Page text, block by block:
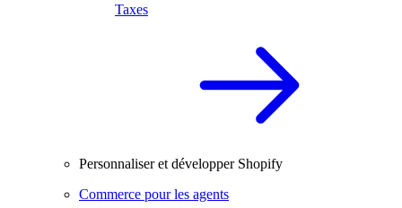
Taxes
Personnaliser et développer Shopify
Commerce pour les agents